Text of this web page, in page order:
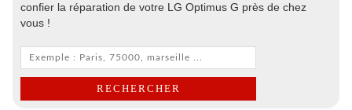
confier la réparation de votre LG Optimus G près de chez
vous !